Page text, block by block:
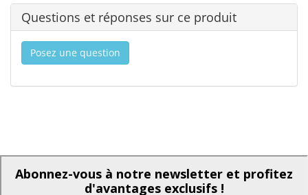
Questions et réponses sur ce produit
Posez une question